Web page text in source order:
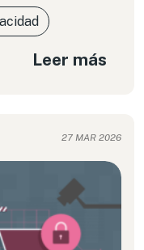
Leer más
27 MAR 2026